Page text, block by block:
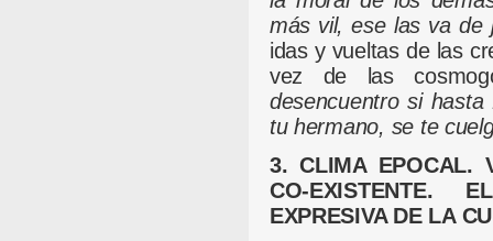
más vil, ese las va de
idas y vueltas de las
vez de las
desencuentro si
tu hermano, se te
3. CLIMA EPOCAL.
CO-EXISTENTE.
EXPRESIVA DE LA